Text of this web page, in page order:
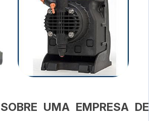
UMA EMPRESA DE